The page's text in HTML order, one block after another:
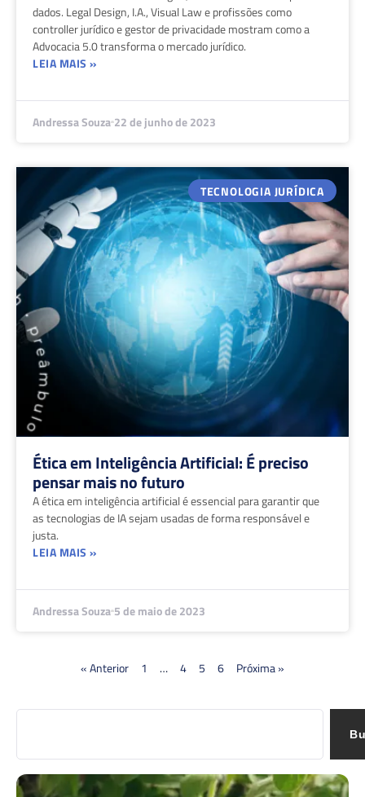
dados. Legal Design, I.A., Visual Law e profissões como
controller jurídico e gestor de privacidade mostram como a
Advocacia 5.0 transforma o mercado jurídico.
LEIA MAIS »
Andressa Souza 22 de junho de 2023
TECNOLOGIA JURÍDICA
Ética em Inteligência Artificial: É preciso
pensar mais no futuro
A ética em inteligência artificial é essencial para garantir que
as tecnologias de IA sejam usadas de forma responsável e
justa.
LEIA MAIS »
Andressa Souza 5 de maio de 2023
« Anterior 1 … 4 5 6 Próxima »